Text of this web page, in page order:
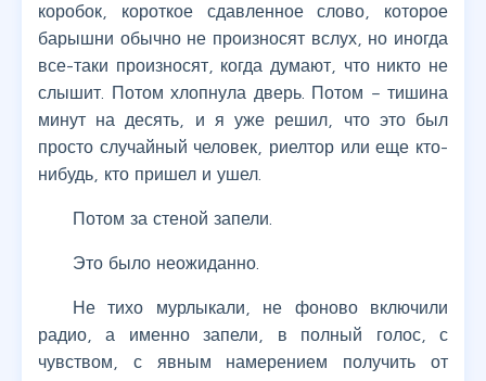
коробок, короткое сдавленное слово, которое
барышни обычно не произносят вслух, но иногда
все-таки произносят, когда думают, что никто не
слышит. Потом хлопнула дверь. Потом – тишина
минут на десять, и я уже решил, что это был
просто случайный человек, риелтор или еще кто-
нибудь, кто пришел и ушел.
Потом за стеной запели.
Это было неожиданно.
Не тихо мурлыкали, не фоново включили
радио, а именно запели, в полный голос, с
чувством, с явным намерением получить от